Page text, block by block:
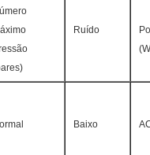
Ruído
Baixo